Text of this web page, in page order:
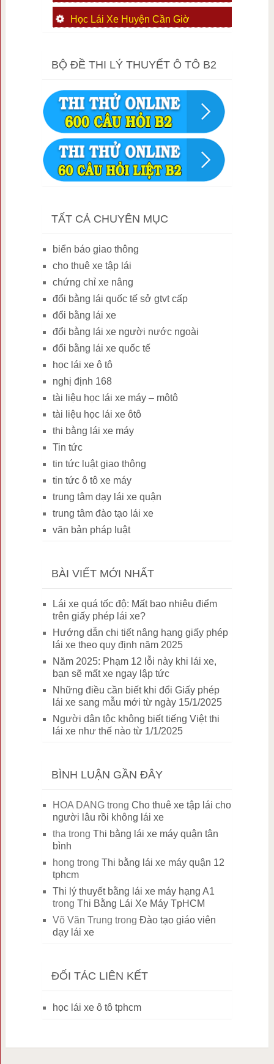
Học Lái Xe Huyện Cần Giờ
BỘ ĐỀ THI LÝ THUYẾT Ô TÔ B2
TẤT CẢ CHUYÊN MỤC
biển báo giao thông
cho thuê xe tập lái
chứng chỉ xe nâng
đổi bằng lái quốc tế sở gtvt cấp
đổi bằng lái xe
đổi bằng lái xe người nước ngoài
đổi bằng lái xe quốc tế
học lái xe ô tô
nghị định 168
tài liệu học lái xe máy – môtô
tài liệu học lái xe ôtô
thi bằng lái xe máy
Tin tức
tin tức luật giao thông
tin tức ô tô xe máy
trung tâm dạy lái xe quận
trung tâm đào tạo lái xe
văn bản pháp luật
BÀI VIẾT MỚI NHẤT
Lái xe quá tốc độ: Mất bao nhiêu điểm
trên giấy phép lái xe?
Hướng dẫn chi tiết nâng hạng giấy phép
lái xe theo quy định năm 2025
Năm 2025: Phạm 12 lỗi này khi lái xe,
bạn sẽ mất xe ngay lập tức
Những điều cần biết khi đổi Giấy phép
lái xe sang mẫu mới từ ngày 15/1/2025
Người dân tộc không biết tiếng Việt thi
lái xe như thế nào từ 1/1/2025
BÌNH LUẬN GẦN ĐÂY
HOA DANGtrong Cho thuê xe tập lái cho
người lâu rồi không lái xe
tha trong Thi bằng lái xe máy quận tân
bình
hong trong Thi bằng lái xe máy quận 12
tphcm
Thi lý thuyết bằng lái xe máy hạng A1
trong Thi Bằng Lái Xe Máy TpHCM
Võ Văn Trung trong Đào tạo giáo viên
dạy lái xe
ĐỐI TÁC LIÊN KẾT
học lái xe ô tô tphcm